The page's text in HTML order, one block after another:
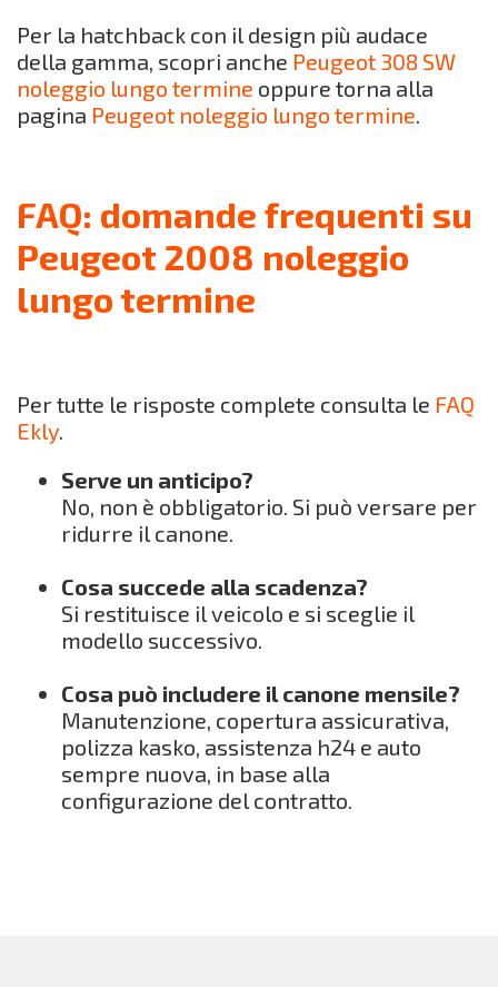
Per la hatchback con il design più audace
della gamma, scopri anche Peugeot 308 SW
noleggio lungo termine oppure torna alla
pagina Peugeot noleggio lungo termine.
FAQ: domande frequenti su
Peugeot 2008 noleggio
lungo termine
Per tutte le risposte complete consulta le FAQ
Ekly.
Serve un anticipo?
No, non è obbligatorio. Si può versare per
ridurre il canone.
Cosa succede alla scadenza?
Si restituisce il veicolo e si sceglie il
modello successivo.
Cosa può includere il canone mensile?
Manutenzione, copertura assicurativa,
polizza kasko, assistenza h24 e auto
sempre nuova, in base alla
configurazione del contratto.